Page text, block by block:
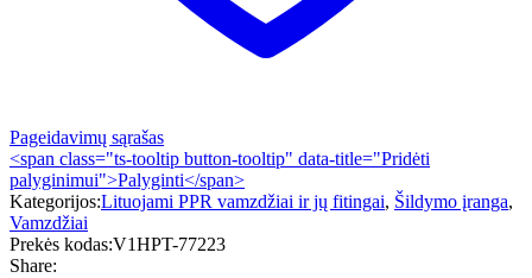
Pageidavimų sąrašas
<span class="ts-tooltip button-tooltip" data-title="Pridėti
palyginimui">Palyginti</span>
Kategorijos:Lituojami PPR vamzdžiai ir jų fitingai, Šildymo įranga,
Vamzdžiai
Prekės kodas:V1HPT-77223
Share: